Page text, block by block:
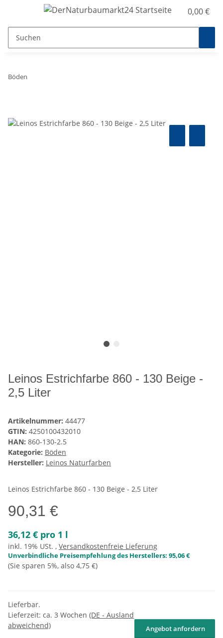
0,00 €
Böden
Leinos Estrichfarbe 860 - 130 Beige -
2,5 Liter
Artikelnummer: 44477
GTIN: 4250100432010
HAN: 860-130-2.5
Kategorie: Böden
Hersteller: Leinos Naturfarben
Leinos Estrichfarbe 860 - 130 Beige - 2,5 Liter
90,31 €
36,12 € pro 1 l
inkl. 19% USt. , Versandkostenfreie Lieferung
Unverbindliche Preisempfehlung des Herstellers: 95,06 €
(Sie sparen 5%, also 4,75 €)
Lieferbar.
Lieferzeit: ca. 3 Wochen (DE - Ausland
abweichend)
Angebot anfordern